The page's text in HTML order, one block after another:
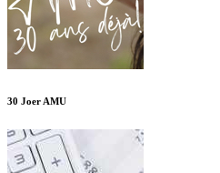
30 Joer AMU